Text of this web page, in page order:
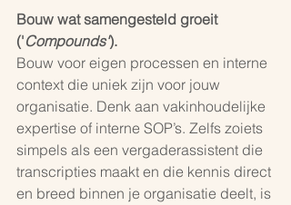
Bouw wat samengesteld groeit
('Compounds').
Bouw voor eigen processen en interne
context die uniek zijn voor jouw
organisatie. Denk aan vakinhoudelijke
expertise of interne SOP’s. Zelfs zoiets
simpels als een vergaderassistent die
transcripties maakt en die kennis direct
en breed binnen je organisatie deelt, is